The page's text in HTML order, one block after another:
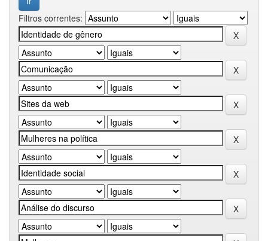
Filtros correntes: